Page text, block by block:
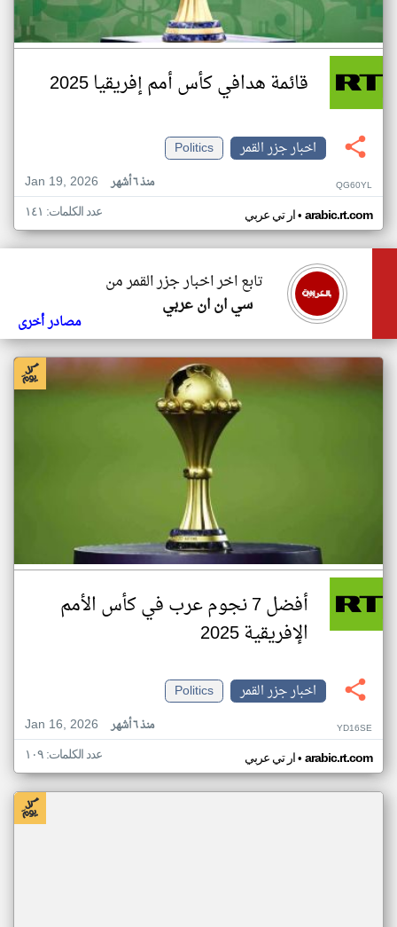
قائمة هدافي كأس أمم إفريقيا 2025
اخبار جزر القمر
Politics
Jan 19, 2026
منذ ٦ أشهر QG60YL
ار تي عربي• arabic.rt.com عدد الكلمات: ١٤١
تابع اخر اخبار جزر القمر من
سي ان ان عربي
مصادر أخرى
أفضل 7 نجوم عرب في كأس الأمم
الإفريقية 2025
اخبار جزر القمر
Politics
Jan 16, 2026
منذ ٦ أشهر YD16SE
ار تي عربي• arabic.rt.com عدد الكلمات: ١٠٩